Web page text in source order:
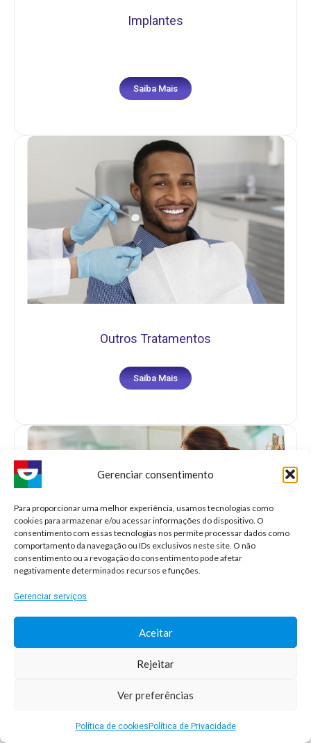
Gerenciar consentimento
Para proporcionar uma melhor experiência, usamos tecnologias como
cookies para armazenar e/ou acessar informações do dispositivo. O
consentimento com essas tecnologias nos permite processar dados como
comportamento da navegação ou IDs exclusivos neste site. O não
consentimento ou a revogação do consentimento pode afetar
negativamente determinados recursos e funções.
Gerenciar serviços
Aceitar
Rejeitar
Ver preferências
Política de cookies Política de Privacidade
Implantes
Saiba Mais
Outros Tratamentos
Saiba Mais
Odontopediatria
Saiba Mais